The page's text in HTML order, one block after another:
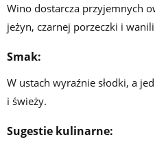
Wino dostarcza przyjemnych
jeżyn, czarnej porzeczki i
Smak:
W ustach wyraźnie słodki, a
i świeży.
Sugestie kulinarne: